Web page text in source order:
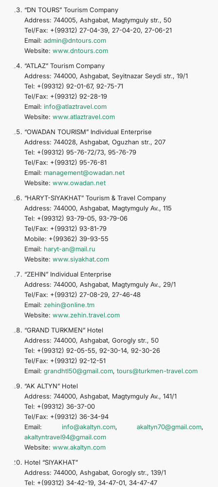
“DN TOURS” Tourism Company
Address: 744005, Ashgabat, Magtymguly str., 50
Tel/Fax: +(99312) 27-04-39, 27-04-20, 27-06-21
Email: admin@dntours.com
Website: www.dntours.com
“ATLAZ” Tourism Company
Address: 744000, Ashgabat, Seyitnazar Seydi str., 19/1
Tel: +(99312) 92-01-67, 92-75-71
Tel/Fax: +(99312) 92-28-19
Email: info@atlaztravel.com
Website: www.atlaztravel.com
“OWADAN TOURISM” Individual Enterprise
Address: 744028, Ashgabat, Oguzhan str., 207
Tel: +(99312) 95-76-72/73, 95-76-79
Tel/Fax: +(99312) 95-76-81
Email: management@owadan.net
Website: www.owadan.net
“HARYT-SIYAKHAT” Tourism & Travel Company
Address: 744000, Ashgabat, Magtymguly Av., 115
Tel: +(99312) 93-79-05, 93-79-06
Tel/Fax: +(99312) 93-81-79
Mobile: +(99362) 39-93-55
Email: haryt-an@mail.ru
Website: www.siyakhat.com
“ZEHIN” Individual Enterprise
Address: 744000, Ashgabat, Magtymguly Av., 29/1
Tel/Fax: +(99312) 27-08-29, 27-46-48
Email: zehin@online.tm
Website: www.zehin.travel.com
“GRAND TURKMEN” Hotel
Address: 744000, Ashgabat, Gorogly str., 50
Tel: +(99312) 92-05-55, 92-30-14, 92-30-26
Tel/Fax: +(99312) 92-12-51
Email: grandhtl50@gmail.com, tours@turkmen-travel.com
“AK ALTYN” Hotel
Address: 744000, Ashgabat, Magtymguly Av., 141/1
Tel: +(99312) 36-37-00
Tel/Fax: +(99312) 36-34-94
Email: info@akaltyn.com, akaltyn70@gmail.com,
akaltyntravel94@gmail.com
Website: www.akaltyn.com
Hotel “SIYAKHAT”
Address: 744000, Ashgabat, Gorogly str., 139/1
Tel: +(99312) 34-42-19, 34-47-01, 34-47-47